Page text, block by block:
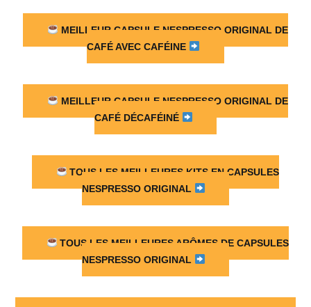
MEILLEUR CAPSULE NESPRESSO ORIGINAL DE
CAFÉ AVEC CAFÉINE
MEILLEUR CAPSULE NESPRESSO ORIGINAL DE
CAFÉ DÉCAFÉINÉ
TOUS LES MEILLEURES KITS EN CAPSULES
NESPRESSO ORIGINAL
TOUS LES MEILLEURES ARÔMES DE CAPSULES
NESPRESSO ORIGINAL